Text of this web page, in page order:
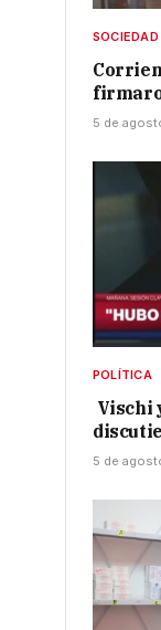
SOCIEDAD
5 de
POLÍTICA
Vischi
5 de